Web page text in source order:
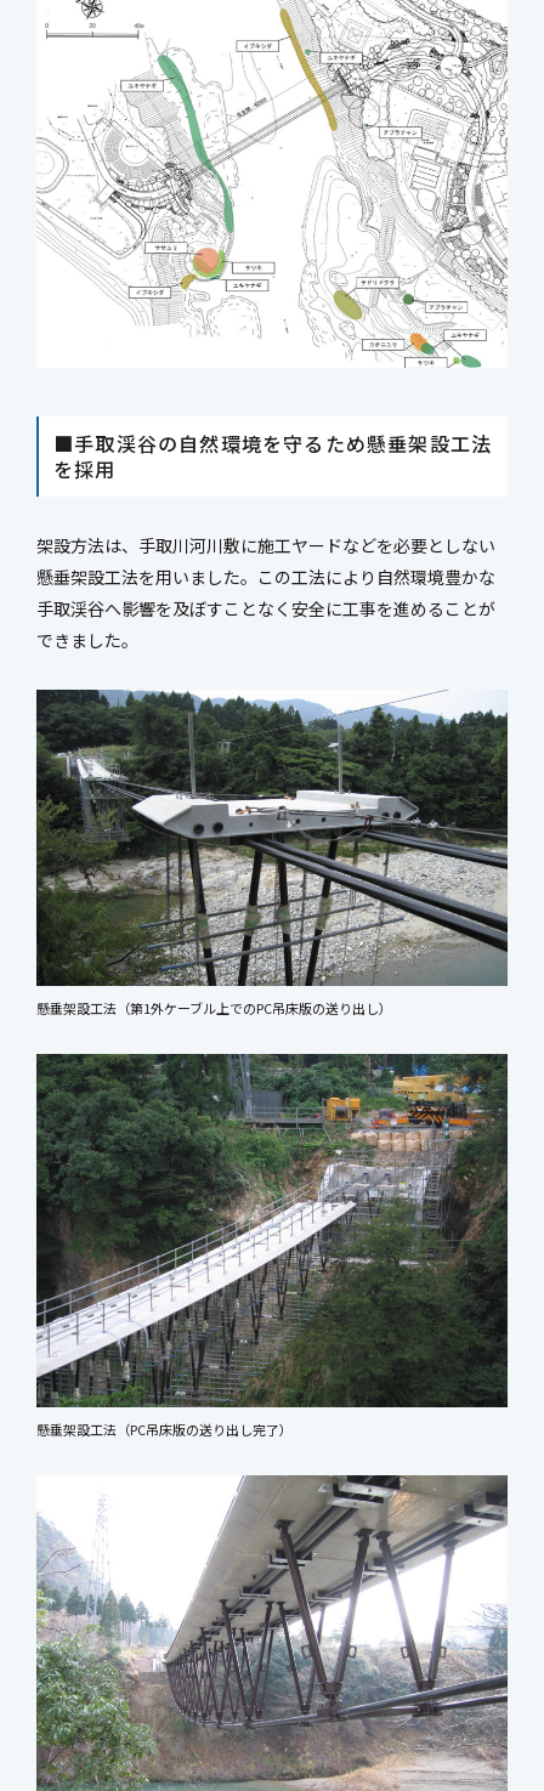
■手取渓谷の自然環境を守るため懸垂架設工法
を採用
架設方法は、手取川河川敷に施工ヤードなどを必要としない
懸垂架設工法を用いました。この工法により自然環境豊かな
手取渓谷へ影響を及ぼすことなく安全に工事を進めることが
できました。
懸垂架設工法（第1外ケーブル上でのPC吊床版の送り出し）
懸垂架設工法（PC吊床版の送り出し完了）